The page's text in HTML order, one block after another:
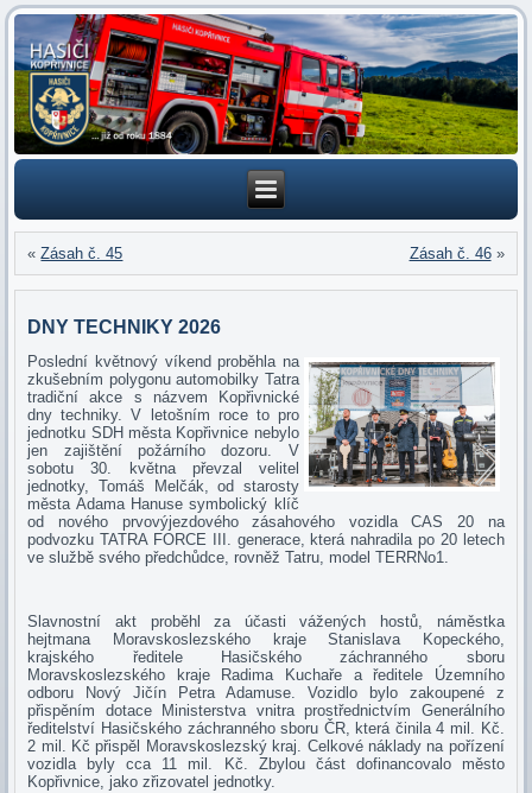
«Zásah č. 45 Zásah č. 46»
DNY TECHNIKY 2026
Poslední květnový víkend proběhla na
zkušebním polygonu automobilky Tatra
tradiční akce s názvem Kopřivnické
dny techniky. V letošním roce to pro
jednotku SDH města Kopřivnice nebylo
jen zajištění požárního dozoru. V
sobotu 30. května převzal velitel
jednotky, Tomáš Melčák, od starosty
města Adama Hanuse symbolický klíč
od nového prvovýjezdového zásahového vozidla CAS 20 na
podvozku TATRA FORCE III. generace, která nahradila po 20 letech
ve službě svého předchůdce, rovněž Tatru, model TERRNo1.
Slavnostní akt proběhl za účasti vážených hostů, náměstka
hejtmana Moravskoslezského kraje Stanislava Kopeckého,
krajského ředitele Hasičského záchranného sboru
Moravskoslezského kraje Radima Kuchaře a ředitele Územního
odboru Nový Jičín Petra Adamuse. Vozidlo bylo zakoupené z
přispěním dotace Ministerstva vnitra prostřednictvím Generálního
ředitelství Hasičského záchranného sboru ČR, která činila 4 mil. Kč.
2 mil. Kč přispěl Moravskoslezský kraj. Celkové náklady na pořízení
vozidla byly cca 11 mil. Kč. Zbylou část dofinancovalo město
Kopřivnice, jako zřizovatel jednotky.